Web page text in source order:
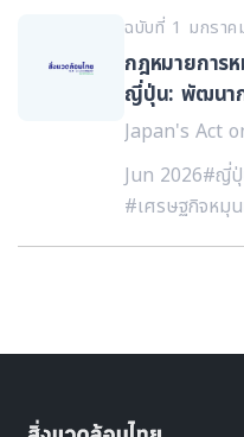
ฉบับที่ 1 มกรา
กฎหมายการ
ญี่ปุ่น: พัฒนาก
เรียนเชิงนโย
Japan's Act
Circulation
Institutional
Jun 2026#ญี่
#เศรษฐกิจหมุน